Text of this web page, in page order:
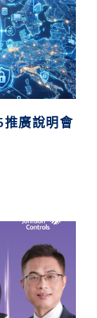
廣說明會